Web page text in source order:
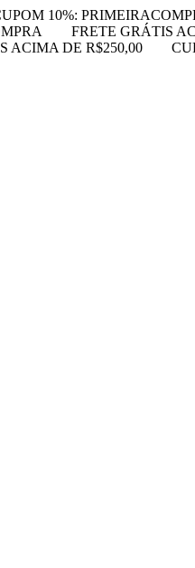
10%:
FRETE GRÁTIS
ACIMA DE R$250,00